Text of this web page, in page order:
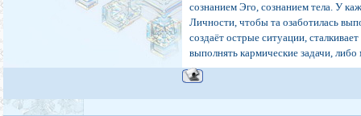
сознанием Эго, сознанием тела. У
Личности, чтобы та озаботилась
создаёт острые ситуации,
выполнять кармические задачи,